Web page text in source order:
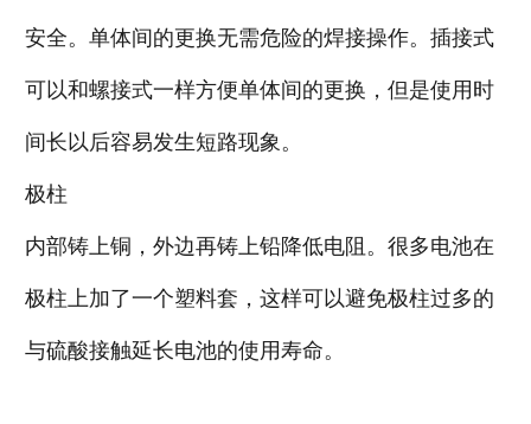
安全。单体间的更换无需危险的焊接操作。插接式
可以和螺接式一样方便单体间的更换，但是使用时
间长以后容易发生短路现象。
极柱
内部铸上铜，外边再铸上铅降低电阻。很多电池在
极柱上加了一个塑料套，这样可以避免极柱过多的
与硫酸接触延长电池的使用寿命。